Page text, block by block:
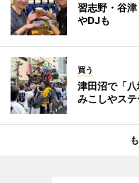
習志野・谷
やDJも
買う
津田沼で「
みこしやステ